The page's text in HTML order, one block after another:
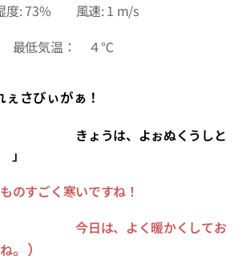
: 73% 風速: 1 m/s
最低気温： ４℃
さびぃがぁ！
、よぉぬくうしと
」
のすごく寒いですね！
よく暖かくしてお
。 ）